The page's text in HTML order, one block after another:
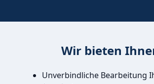
Wir bieten
Unverbindliche Bearbeitung